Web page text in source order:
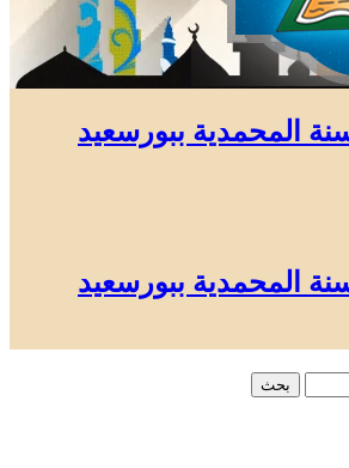
المحمدية ببورسعيد
المحمدية ببورسعيد